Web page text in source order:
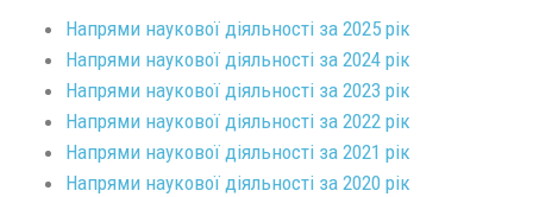
Напрями наукової діяльності за 2025 рік
Напрями наукової діяльності за 2024 рік
Напрями наукової діяльності за 2023 рік
Напрями наукової діяльності за 2022 рік
Напрями наукової діяльності за 2021 рік
Напрями наукової діяльності за 2020 рік